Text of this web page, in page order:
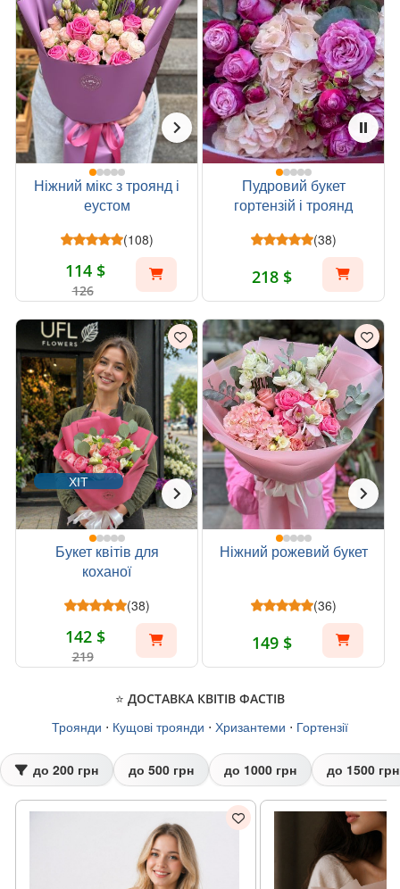
Ніжний мікс з троянд і
еустом
(108)
114 $
126
Пудровий букет
гортензій і троянд
(38)
218 $
ХІТ
Букет квітів для
коханої
(38)
142 $
219
Ніжний рожевий букет
(36)
149 $
⭐ ДОСТАВКА КВІТІВ ФАСТІВ
Троянди ⋅ Кущові троянди ⋅ Хризантеми ⋅ Гортензії
до 200 грн до 500 грн до 1000 грн до 1500 грн